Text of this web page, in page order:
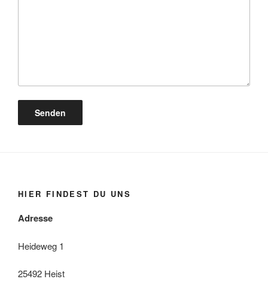
HIER FINDEST DU UNS
Adresse
Heideweg 1
25492 Heist